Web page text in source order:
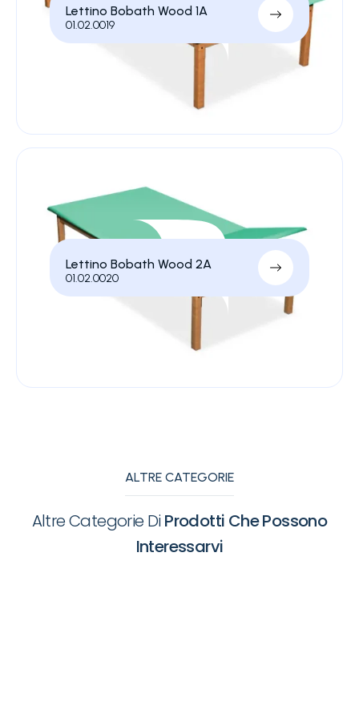
Lettino Bobath Wood 1A
01.02.0019
Lettino Bobath Wood 2A
01.02.0020
ALTRE CATEGORIE
Altre Categorie DiProdotti Che Possono
Interessarvi